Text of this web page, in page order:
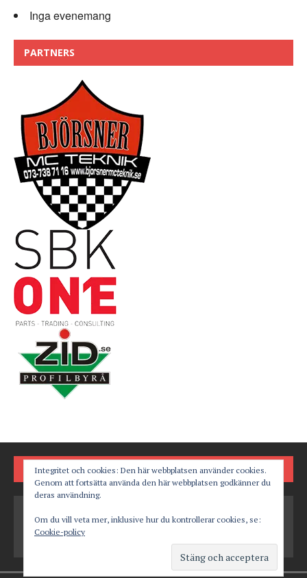
Inga evenemang
PARTNERS
FÖLJ OSS PÅ
Integritet och cookies: Den här webbplatsen använder cookies.
Genom att fortsätta använda den här webbplatsen godkänner du
deras användning.
Om du vill veta mer, inklusive hur du kontrollerar cookies, se:
Cookie-policy